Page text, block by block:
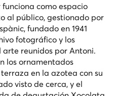
como espacio
al público, gestionado por
fundado en 1941
fotográfico y los
reunidos por Antoni.
los ornamentados
en la azotea con su
visto de cerca, y el